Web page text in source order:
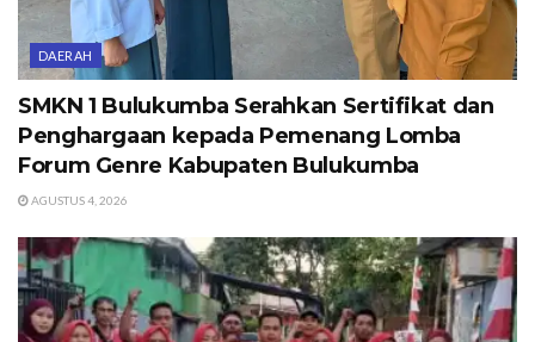
DAERAH
SMKN 1 Bulukumba Serahkan Sertifikat dan
Penghargaan kepada Pemenang Lomba
Forum Genre Kabupaten Bulukumba
AGUSTUS 4, 2026